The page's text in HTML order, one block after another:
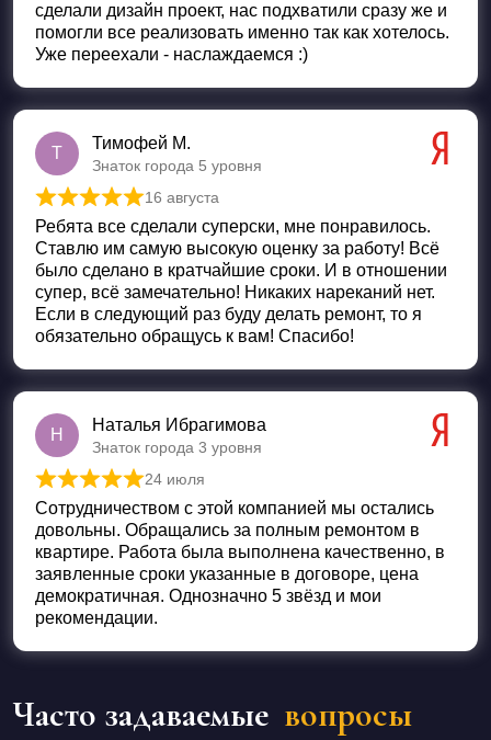
сделали дизайн проект, нас подхватили сразу же и
помогли все реализовать именно так как хотелось.
Уже переехали - наслаждаемся :)
Т
Тимофей М.
Знаток города 5 уровня
Оценка из 5
16 августа
Ребята все сделали суперски, мне понравилось.
Ставлю им самую высокую оценку за работу! Всё
было сделано в кратчайшие сроки. И в отношении
супер, всё замечательно! Никаких нареканий нет.
Если в следующий раз буду делать ремонт, то я
обязательно обращусь к вам! Спасибо!
Н
Наталья Ибрагимова
Знаток города 3 уровня
Оценка
24 июля
Сотрудничеством с этой компанией мы остались
довольны. Обращались за полным ремонтом в
квартире. Работа была выполнена качественно, в
заявленные сроки указанные в договоре, цена
демократичная. Однозначно 5 звёзд и мои
рекомендации.
Часто задаваемые вопросы